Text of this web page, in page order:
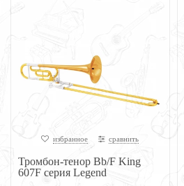
избранное сравнить
Тромбон-тенор Bb/F King
607F серия Legend